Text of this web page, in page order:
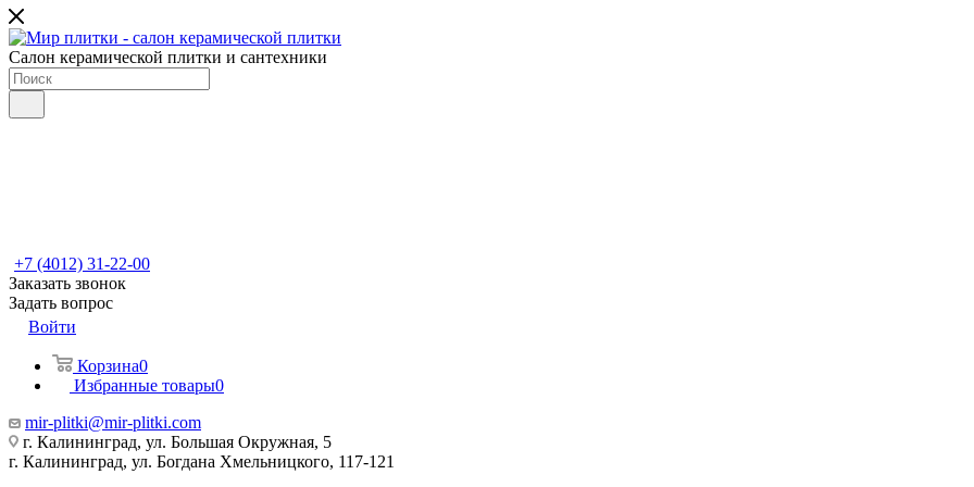
Салон керамической плитки и сантехники
+7 (4012) 31-22-00
Заказать звонок
Задать вопрос
Войти
Корзина0
Избранные товары0
mir-plitki@mir-plitki.com
г. Калининград, ул. Большая Окружная, 5
г. Калининград, ул. Богдана Хмельницкого, 117-121